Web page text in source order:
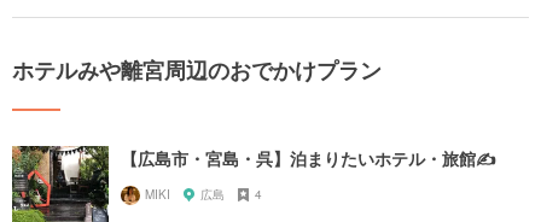
ホテルみや離宮周辺のおでかけプラン
【広島市・宮島・呉】泊まりたいホテル・旅館✍️
MIKI 広島 4